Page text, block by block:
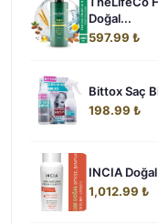
Doğal...
597.99 ₺
Bittox Saç
198.99 ₺
INCIA
1,012.99 ₺